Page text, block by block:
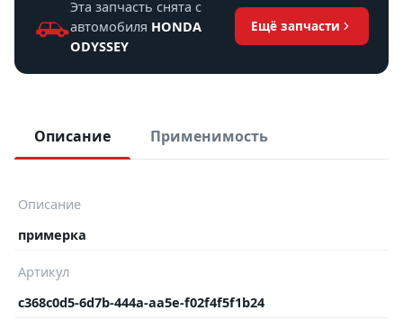
Эта запчасть снята с
автомобиля HONDA
ODYSSEY
Ещё запчасти
Описание Применимость
Описание
примерка
Артикул
c368c0d5-6d7b-444a-aa5e-f02f4f5f1b24